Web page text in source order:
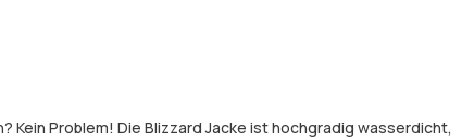
Problem! Die Blizzard Jacke ist hochgradig wasserdicht,